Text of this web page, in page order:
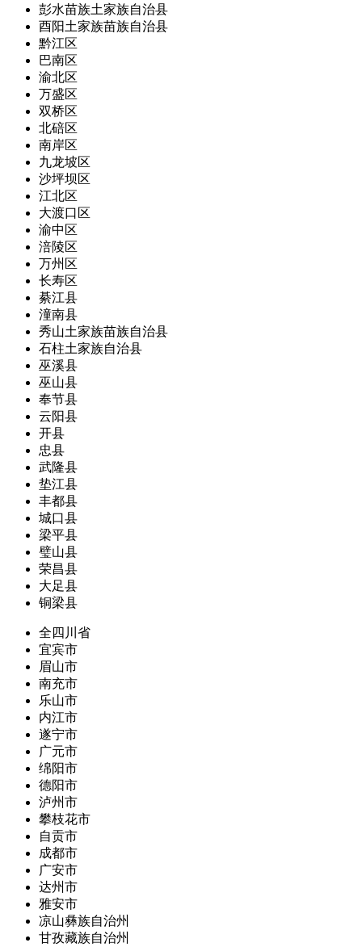
彭水苗族土家族自治县
酉阳土家族苗族自治县
黔江区
巴南区
渝北区
万盛区
双桥区
北碚区
南岸区
九龙坡区
沙坪坝区
江北区
大渡口区
渝中区
涪陵区
万州区
长寿区
綦江县
潼南县
秀山土家族苗族自治县
石柱土家族自治县
巫溪县
巫山县
奉节县
云阳县
开县
忠县
武隆县
垫江县
丰都县
城口县
梁平县
璧山县
荣昌县
大足县
铜梁县
全四川省
宜宾市
眉山市
南充市
乐山市
内江市
遂宁市
广元市
绵阳市
德阳市
泸州市
攀枝花市
自贡市
成都市
广安市
达州市
雅安市
凉山彝族自治州
甘孜藏族自治州